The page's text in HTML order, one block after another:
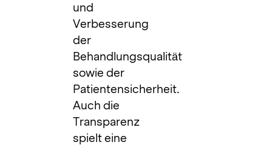
und
Verbesserung
der
Behandlungsqualität
sowie der
Patientensicherheit.
Auch die
Transparenz
spielt eine